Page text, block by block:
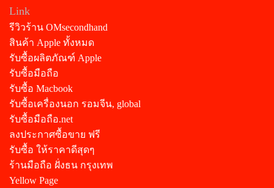
Link
รีวิวร้าน OMsecondhand
สินค้า Apple ทั้งหมด
รับซื้อผลิตภัณฑ์ Apple
รับซื้อมือถือ
รับซื้อ Macbook
รับซื้อเครื่องนอก รอมจีน, global
รับซื้อมือถือ.net
ลงประกาศซื้อขาย ฟรี
รับซื้อ ให้ราคาดีสุดๆ
ร้านมือถือ ฝั่งธน กรุงเทพ
Yellow Page